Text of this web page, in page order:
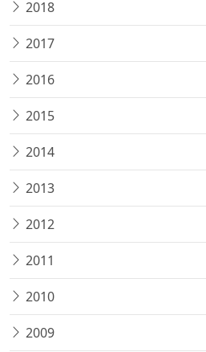
2018
2017
2016
2015
2014
2013
2012
2011
2010
2009